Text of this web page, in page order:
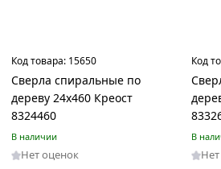
Код товара: 15650
Сверла спиральные по
дереву 24х460 Креост
8324460
В наличии
Нет оценок
Код
В